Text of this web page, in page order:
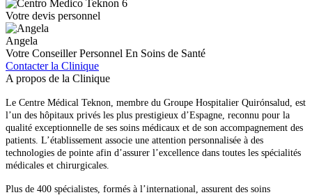
Votre devis personnel
Angela
Votre Conseiller Personnel En Soins de Santé
Contacter la Clinique
A propos de la Clinique
Le Centre Médical Teknon, membre du Groupe Hospitalier Quirónsalud, est
l’un des hôpitaux privés les plus prestigieux d’Espagne, reconnu pour la
qualité exceptionnelle de ses soins médicaux et de son accompagnement des
patients. L’établissement associe une attention personnalisée à des
technologies de pointe afin d’assurer l’excellence dans toutes les spécialités
médicales et chirurgicales.
Plus de 400 spécialistes, formés à l’international, assurent des soins